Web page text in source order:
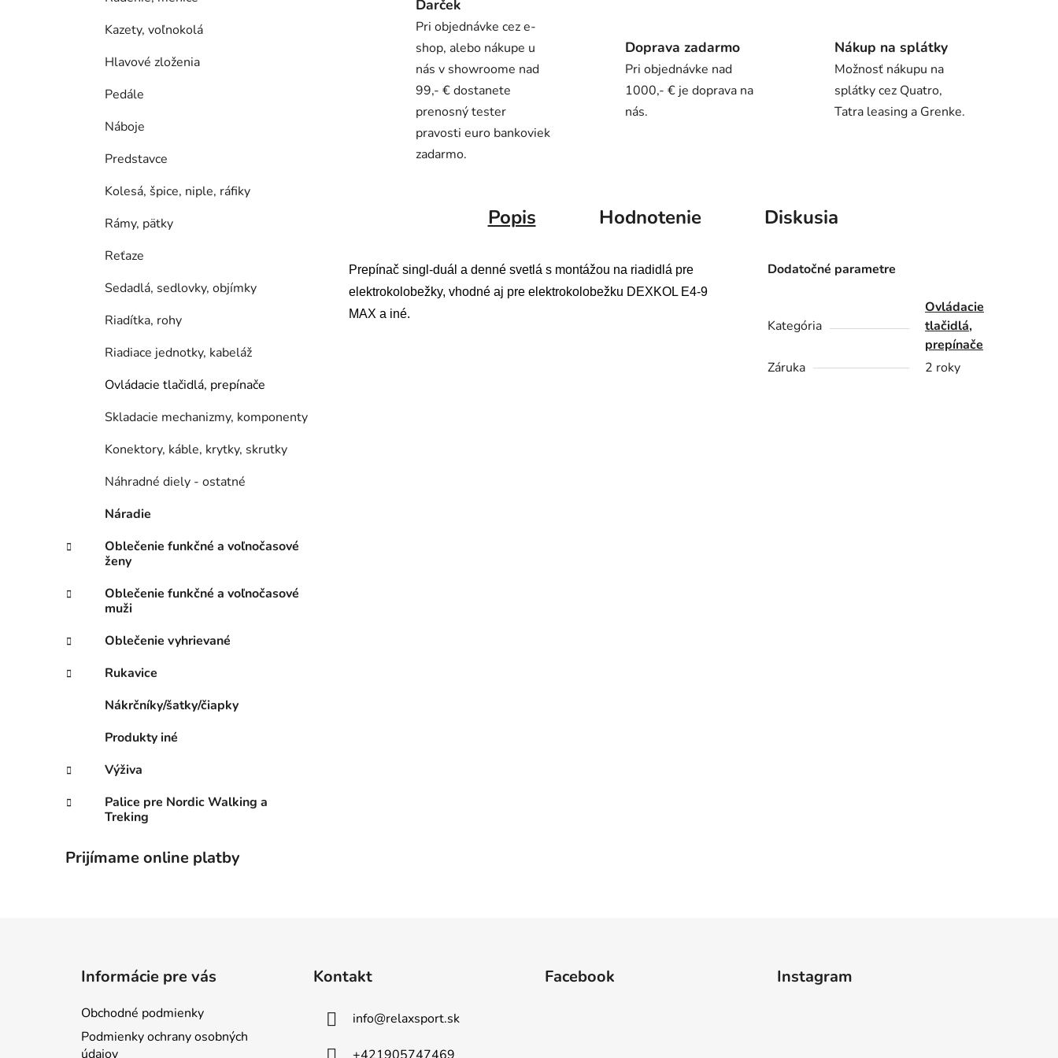
Kazety, voľnokolá
Hlavové zloženia
Pedále
Náboje
Predstavce
Kolesá, špice, niple, ráfiky
Rámy, pätky
Reťaze
Sedadlá, sedlovky, objímky
Riadítka, rohy
Riadiace jednotky, kabeláž
Ovládacie tlačidlá, prepínače
Skladacie mechanizmy, komponenty
Konektory, káble, krytky, skrutky
Náhradné diely - ostatné
Náradie
Oblečenie funkčné a voľnočasové
ženy
Oblečenie funkčné a voľnočasové
muži
Oblečenie vyhrievané
Rukavice
Nákrčníky/šatky/čiapky
Produkty iné
Výživa
Palice pre Nordic Walking a
Treking
Prijímame online platby
Darček
Pri objednávke cez e-
shop, alebo nákupe u
nás v showroome nad
99,- € dostanete
prenosný tester
pravosti euro bankoviek
zadarmo.
Doprava zadarmo
Pri objednávke nad
1000,- € je doprava na
nás.
Nákup na splátky
Možnosť nákupu na
splátky cez Quatro,
Tatra leasing a Grenke.
Popis Hodnotenie Diskusia
Prepínač singl-duál a denné svetlá s montážou na riadidlá pre
elektrokolobežky, vhodné aj pre elektrokolobežku DEXKOL E4-9
MAX a iné.
Dodatočné parametre
Kategória
Ovládacie
tlačidlá,
prepínače
Záruka
2 roky
Informácie pre vás
Obchodné podmienky
Podmienky ochrany osobných
údajov
Kontakt
info@relaxsport.sk
Facebook Instagram